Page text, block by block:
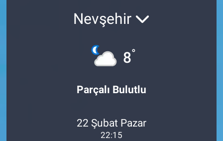
Nevşehir
8°
Parçalı Bulutlu
22 Şubat Pazar
22:15
Video Galeri